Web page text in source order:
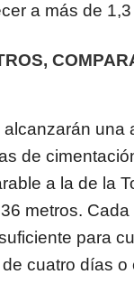
a más de
una
de
a la de la
metros.
para
cuatro días